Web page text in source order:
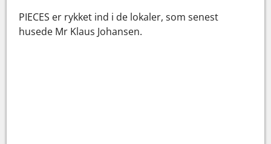
PIECES er rykket ind i de lokaler, som senest
husede Mr Klaus Johansen.